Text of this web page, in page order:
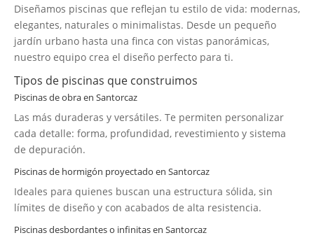
Diseñamos piscinas que reflejan tu estilo de vida: modernas,
elegantes, naturales o minimalistas. Desde un pequeño
jardín urbano hasta una finca con vistas panorámicas,
nuestro equipo crea el diseño perfecto para ti.
Tipos de piscinas que construimos
Piscinas de obra en Santorcaz
Las más duraderas y versátiles. Te permiten personalizar
cada detalle: forma, profundidad, revestimiento y sistema
de depuración.
Piscinas de hormigón proyectado en Santorcaz
Ideales para quienes buscan una estructura sólida, sin
límites de diseño y con acabados de alta resistencia.
Piscinas desbordantes o infinitas en Santorcaz